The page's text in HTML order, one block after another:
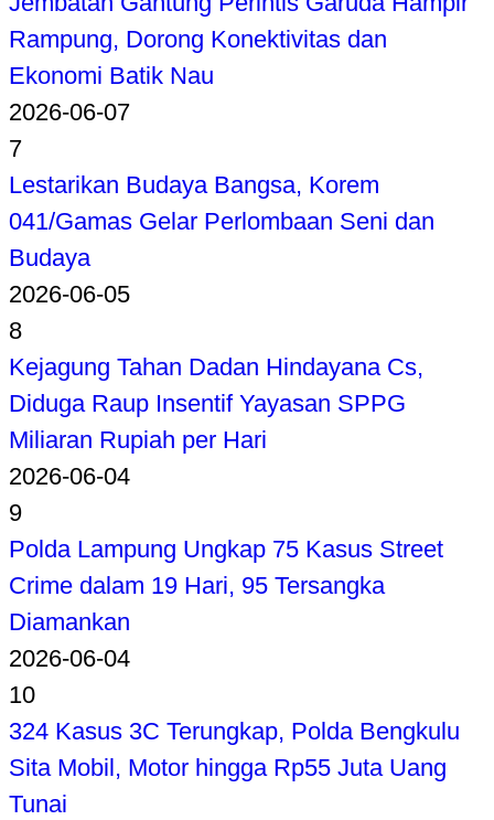
Rampung, Dorong Konektivitas dan
Ekonomi Batik Nau
2026-06-07
7
Lestarikan Budaya Bangsa, Korem
041/Gamas Gelar Perlombaan Seni dan
Budaya
2026-06-05
8
Kejagung Tahan Dadan Hindayana Cs,
Diduga Raup Insentif Yayasan SPPG
Miliaran Rupiah per Hari
2026-06-04
9
Polda Lampung Ungkap 75 Kasus Street
Crime dalam 19 Hari, 95 Tersangka
Diamankan
2026-06-04
10
324 Kasus 3C Terungkap, Polda Bengkulu
Sita Mobil, Motor hingga Rp55 Juta Uang
Tunai